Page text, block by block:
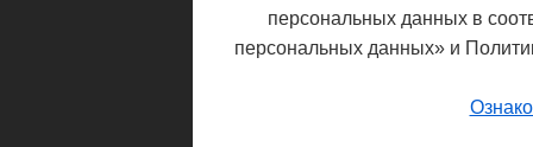
персональных данных в
персональных данных» и